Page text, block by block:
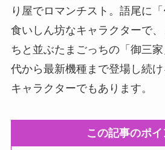
り屋でロマンチスト。語尾に
食いしん坊なキャラクターで
ちと並ぶたまごっちの「御三
代から最新機種まで登場し続
キャラクターでもあります。
この記事のポイ